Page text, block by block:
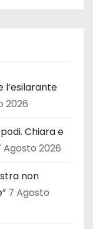
l’esilarante
2026
Chiara e
Agosto 2026
non
7 Agosto